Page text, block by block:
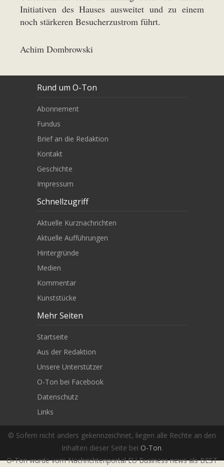
Initiativen des Hauses ausweitet und zu einem
noch stärkeren Besucherzustrom führt.
Achim Dombrowski
© Sofern nicht anders gekennzeichnet, liegen alle Rechte an den
Inhalten dieser Seite bei O-Ton.
O-Ton wurde vom Nachrichtenportal EU Business news als BEST
Rund um O-Ton
Abonnement
Fundus
Brief an die Redaktion
Kontakt
Geschichte
Impressum
Schnellzugriff
Aktuelle Kurznachrichten
Aktuelle Aufführungen
Hintergründe
Medien
Kommentar
Kunststücke
Mehr Seiten
Startseite
Aus der Redaktion
Unsere Unterstützer
O-Ton bei Facebook
Datenschutz
Links